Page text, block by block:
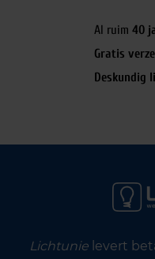
Al ruim 40
Gratis
Deskundig
Lichtunielevert